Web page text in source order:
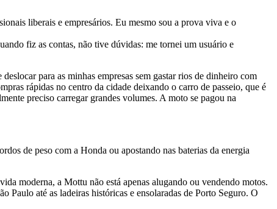
liberais e empresários. Eu mesmo sou a prova viva e o
fiz as contas, não tive dúvidas: me tornei um usuário e
para as minhas empresas sem gastar rios de dinheiro com
rápidas no centro da cidade deixando o carro de passeio, que é
preciso carregar grandes volumes. A moto se pagou na
de peso com a Honda ou apostando nas baterias da energia
moderna, a Mottu não está apenas alugando ou vendendo motos.
Paulo até as ladeiras históricas e ensolaradas de Porto Seguro. O